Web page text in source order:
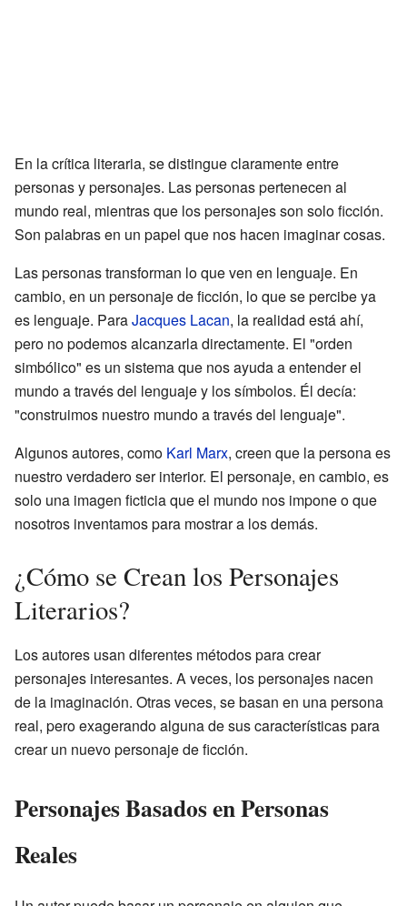
En la crítica literaria, se distingue claramente entre
personas y personajes. Las personas pertenecen al
mundo real, mientras que los personajes son solo ficción.
Son palabras en un papel que nos hacen imaginar cosas.
Las personas transforman lo que ven en lenguaje. En
cambio, en un personaje de ficción, lo que se percibe ya
es lenguaje. ParaJacques Lacan, la realidad está ahí,
pero no podemos alcanzarla directamente. El "orden
simbólico" es un sistema que nos ayuda a entender el
mundo a través del lenguaje y los símbolos. Él decía:
"construimos nuestro mundo a través del lenguaje".
Algunos autores, como Karl Marx, creen que la persona es
nuestro verdadero ser interior. El personaje, en cambio, es
solo una imagen ficticia que el mundo nos impone o que
nosotros inventamos para mostrar a los demás.
¿Cómo se Crean los Personajes
Literarios?
Los autores usan diferentes métodos para crear
personajes interesantes. A veces, los personajes nacen
de la imaginación. Otras veces, se basan en una persona
real, pero exagerando alguna de sus características para
crear un nuevo personaje de ficción.
Personajes Basados en Personas
Reales